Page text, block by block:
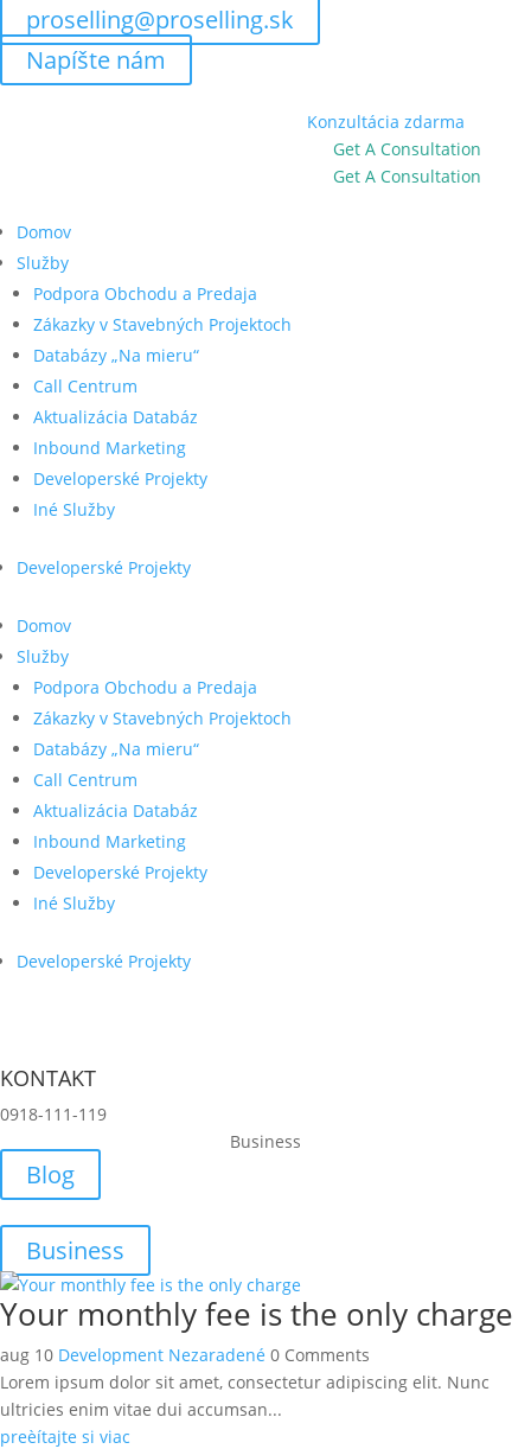
proselling@proselling.sk
Napíšte nám
Konzultácia zdarma
Get A Consultation
Get A Consultation
Domov
Služby
Podpora Obchodu a Predaja
Zákazky v Stavebných Projektoch
Databázy „Na mieru“
Call Centrum
Aktualizácia Databáz
Inbound Marketing
Developerské Projekty
Iné Služby
Developerské Projekty
Domov
Služby
Podpora Obchodu a Predaja
Zákazky v Stavebných Projektoch
Databázy „Na mieru“
Call Centrum
Aktualizácia Databáz
Inbound Marketing
Developerské Projekty
Iné Služby
Developerské Projekty
KONTAKT
0918-111-119
Business
Blog
Business
Your monthly fee is the only charge
aug 10 Development Nezaradené 0 Comments
Lorem ipsum dolor sit amet, consectetur adipiscing elit. Nunc
ultricies enim vitae dui accumsan...
preèítajte si viac